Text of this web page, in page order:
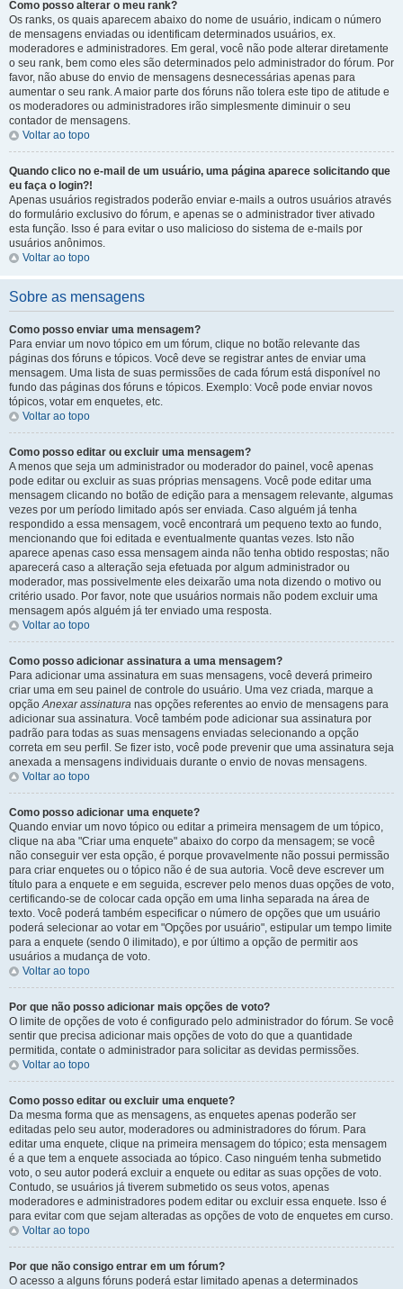
Como posso alterar o meu rank?
Os ranks, os quais aparecem abaixo do nome de usuário, indicam o número
de mensagens enviadas ou identificam determinados usuários, ex.
moderadores e administradores. Em geral, você não pode alterar diretamente
o seu rank, bem como eles são determinados pelo administrador do fórum. Por
favor, não abuse do envio de mensagens desnecessárias apenas para
aumentar o seu rank. A maior parte dos fóruns não tolera este tipo de atitude e
os moderadores ou administradores irão simplesmente diminuir o seu
contador de mensagens.
Voltar ao topo
Quando clico no e-mail de um usuário, uma página aparece solicitando que
eu faça o login?!
Apenas usuários registrados poderão enviar e-mails a outros usuários através
do formulário exclusivo do fórum, e apenas se o administrador tiver ativado
esta função. Isso é para evitar o uso malicioso do sistema de e-mails por
usuários anônimos.
Voltar ao topo
Sobre as mensagens
Como posso enviar uma mensagem?
Para enviar um novo tópico em um fórum, clique no botão relevante das
páginas dos fóruns e tópicos. Você deve se registrar antes de enviar uma
mensagem. Uma lista de suas permissões de cada fórum está disponível no
fundo das páginas dos fóruns e tópicos. Exemplo: Você pode enviar novos
tópicos, votar em enquetes, etc.
Voltar ao topo
Como posso editar ou excluir uma mensagem?
A menos que seja um administrador ou moderador do painel, você apenas
pode editar ou excluir as suas próprias mensagens. Você pode editar uma
mensagem clicando no botão de edição para a mensagem relevante, algumas
vezes por um período limitado após ser enviada. Caso alguém já tenha
respondido a essa mensagem, você encontrará um pequeno texto ao fundo,
mencionando que foi editada e eventualmente quantas vezes. Isto não
aparece apenas caso essa mensagem ainda não tenha obtido respostas; não
aparecerá caso a alteração seja efetuada por algum administrador ou
moderador, mas possivelmente eles deixarão uma nota dizendo o motivo ou
critério usado. Por favor, note que usuários normais não podem excluir uma
mensagem após alguém já ter enviado uma resposta.
Voltar ao topo
Como posso adicionar assinatura a uma mensagem?
Para adicionar uma assinatura em suas mensagens, você deverá primeiro
criar uma em seu painel de controle do usuário. Uma vez criada, marque a
opçãoAnexar assinatura nas opções referentes ao envio de mensagens para
adicionar sua assinatura. Você também pode adicionar sua assinatura por
padrão para todas as suas mensagens enviadas selecionando a opção
correta em seu perfil. Se fizer isto, você pode prevenir que uma assinatura seja
anexada a mensagens individuais durante o envio de novas mensagens.
Voltar ao topo
Como posso adicionar uma enquete?
Quando enviar um novo tópico ou editar a primeira mensagem de um tópico,
clique na aba "Criar uma enquete" abaixo do corpo da mensagem; se você
não conseguir ver esta opção, é porque provavelmente não possui permissão
para criar enquetes ou o tópico não é de sua autoria. Você deve escrever um
título para a enquete e em seguida, escrever pelo menos duas opções de voto,
certificando-se de colocar cada opção em uma linha separada na área de
texto. Você poderá também especificar o número de opções que um usuário
poderá selecionar ao votar em "Opções por usuário", estipular um tempo limite
para a enquete (sendo 0 ilimitado), e por último a opção de permitir aos
usuários a mudança de voto.
Voltar ao topo
Por que não posso adicionar mais opções de voto?
O limite de opções de voto é configurado pelo administrador do fórum. Se você
sentir que precisa adicionar mais opções de voto do que a quantidade
permitida, contate o administrador para solicitar as devidas permissões.
Voltar ao topo
Como posso editar ou excluir uma enquete?
Da mesma forma que as mensagens, as enquetes apenas poderão ser
editadas pelo seu autor, moderadores ou administradores do fórum. Para
editar uma enquete, clique na primeira mensagem do tópico; esta mensagem
é a que tem a enquete associada ao tópico. Caso ninguém tenha submetido
voto, o seu autor poderá excluir a enquete ou editar as suas opções de voto.
Contudo, se usuários já tiverem submetido os seus votos, apenas
moderadores e administradores podem editar ou excluir essa enquete. Isso é
para evitar com que sejam alteradas as opções de voto de enquetes em curso.
Voltar ao topo
Por que não consigo entrar em um fórum?
O acesso a alguns fóruns poderá estar limitado apenas a determinados